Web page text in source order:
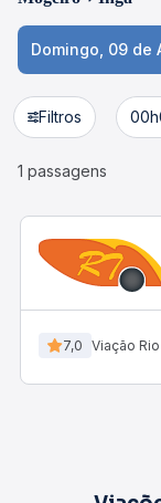
Domingo, 09 de
Filtros
1 passagens
7,0 Viação